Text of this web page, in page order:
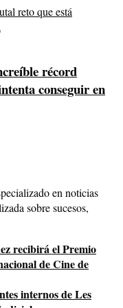
récord
conseguir en
en noticias
sobre sucesos,
recibirá el Premio
de Cine de
internos de Les